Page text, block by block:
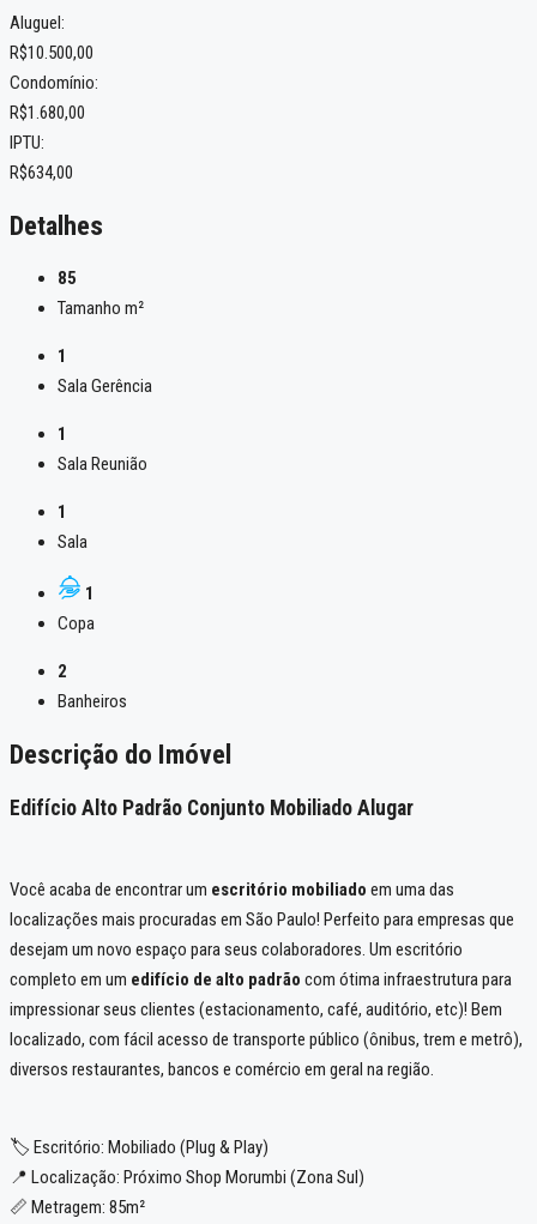
Aluguel:
R$10.500,00
Condomínio:
R$1.680,00
IPTU:
R$634,00
Detalhes
85
Tamanho m²
1
Sala Gerência
1
Sala Reunião
1
Sala
1
Copa
2
Banheiros
Descrição do Imóvel
Edifício Alto Padrão Conjunto Mobiliado Alugar
Você acaba de encontrar um escritório mobiliado em uma das
localizações mais procuradas em São Paulo! Perfeito para empresas que
desejam um novo espaço para seus colaboradores. Um escritório
completo em um edifício de alto padrão com ótima infraestrutura para
impressionar seus clientes (estacionamento, café, auditório, etc)! Bem
localizado, com fácil acesso de transporte público (ônibus, trem e metrô),
diversos restaurantes, bancos e comércio em geral na região.
🏷️ Escritório: Mobiliado (Plug & Play)
📍 Localização: Próximo Shop Morumbi (Zona Sul)
📏 Metragem: 85m²